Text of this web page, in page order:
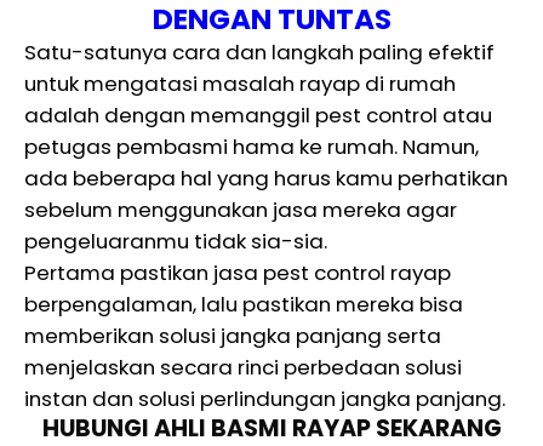
DENGAN TUNTAS
Satu-satunya cara dan langkah paling efektif
untuk mengatasi masalah rayap di rumah
adalah dengan memanggil pest control atau
petugas pembasmi hama ke rumah. Namun,
ada beberapa hal yang harus kamu perhatikan
sebelum menggunakan jasa mereka agar
pengeluaranmu tidak sia-sia.
Pertama pastikan jasa pest control rayap
berpengalaman, lalu pastikan mereka bisa
memberikan solusi jangka panjang serta
menjelaskan secara rinci perbedaan solusi
instan dan solusi perlindungan jangka panjang.
HUBUNGI AHLI BASMI RAYAP SEKARANG